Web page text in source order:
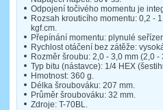
Odpojení točivého momentu je
Rozsah krouticího momentu: 0,2 -
kgf.cm.
Přepínání momentu: plynulé
Rychlost otáčení bez zátěže:
Rozměr šroubu: 2,0 - 3,0 mm (2,0
Typ bitu (nástavce): 1/4 HEX
Hmotnost: 360 g.
Délka šroubováku: 207 mm.
Průměr šroubováku: 32 mm.
Zdroje: T-70BL.